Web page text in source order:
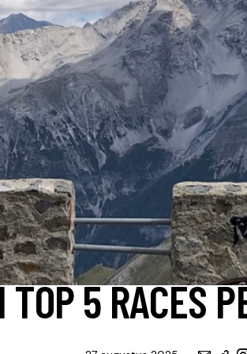
EVENEMENTEN TRAINING, OP
5 RACES